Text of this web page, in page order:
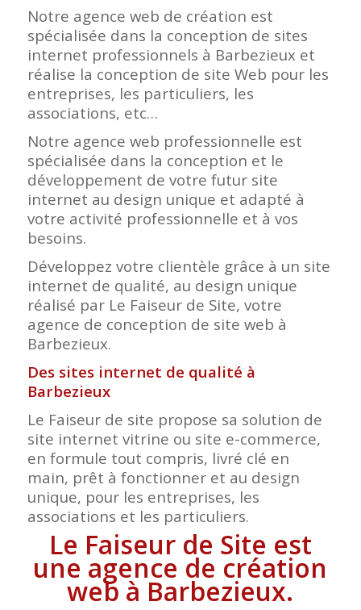
Notre agence web de création est
spécialisée dans la conception de sites
internet professionnels à Barbezieux et
réalise la conception de site Web pour les
entreprises, les particuliers, les
associations, etc…
Notre agence web professionnelle est
spécialisée dans la conception et le
développement de votre futur site
internet au design unique et adapté à
votre activité professionnelle et à vos
besoins.
Développez votre clientèle grâce à un site
internet de qualité, au design unique
réalisé par Le Faiseur de Site, votre
agence de conception de site web à
Barbezieux.
Des sites internet de qualité à
Barbezieux
Le Faiseur de site propose sa solution de
site internet vitrine ou site e-commerce,
en formule tout compris, livré clé en
main, prêt à fonctionner et au design
unique, pour les entreprises, les
associations et les particuliers.
Le Faiseur de Site est
une agence de création
web à Barbezieux.